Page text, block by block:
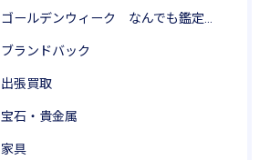
ゴールデンウィーク なんでも鑑定局 リサイクル思考
ブランドバック
出張買取
宝石・貴金属
家具